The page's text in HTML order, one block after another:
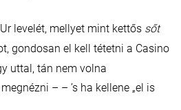
Ur levelét, mellyet mint kettős sőt
gondosan el kell tétetni a Casino
uttal, tán nem volna
– – ’s ha kellene „el is